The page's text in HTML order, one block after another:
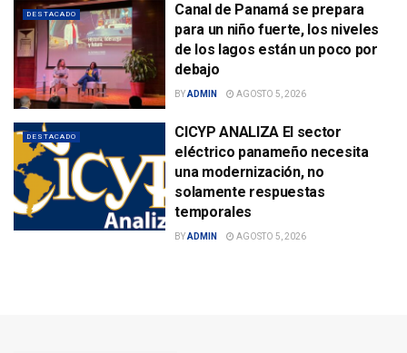
DESTACADO
Canal de Panamá se prepara
para un niño fuerte, los niveles
de los lagos están un poco por
debajo
BYADMIN AGOSTO 5, 2026
DESTACADO
CICYP ANALIZA El sector
eléctrico panameño necesita
una modernización, no
solamente respuestas
temporales
BYADMIN AGOSTO 5, 2026